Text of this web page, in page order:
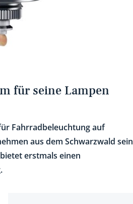
für seine Lampen
Fahrradbeleuchtung auf
aus dem Schwarzwald sein
erstmals einen